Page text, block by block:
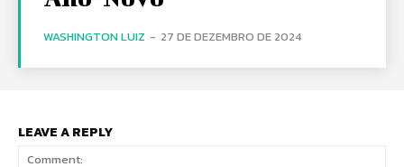
WASHINGTON LUIZ - 27 DE DEZEMBRO DE 2024
LEAVE A REPLY